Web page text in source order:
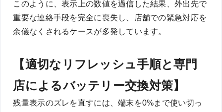
このように、表示上の数値を過信した結果、外出先で
重要な連絡手段を完全に喪失し、店舗での緊急対応を
余儀なくされるケースが多発しています。
【適切なリフレッシュ手順と専門
店によるバッテリー交換対策】
残量表示のズレを直すには、端末を0%まで使い切っ